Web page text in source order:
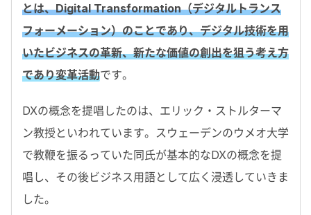
とは、Digital Transformation（デジタルトランス
フォーメーション）のことであり、デジタル技術を用
いたビジネスの革新、新たな価値の創出を狙う考え方
であり変革活動です。
DXの概念を提唱したのは、エリック・ストルターマ
ン教授といわれています。スウェーデンのウメオ大学
で教鞭を振るっていた同氏が基本的なDXの概念を提
唱し、その後ビジネス用語として広く浸透していきま
した。